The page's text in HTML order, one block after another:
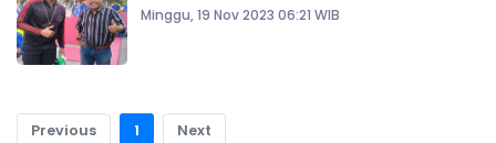
Minggu, 19 Nov 2023 06:21 WIB
Previous 1 Next